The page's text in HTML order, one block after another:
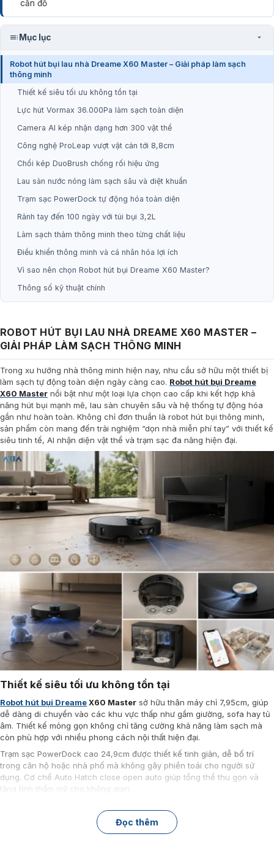
cần đổ
Mục lục
Robot hút bụi lau nhà Dreame X60 Master – Giải pháp làm sạch
thông minh
Thiết kế siêu tối ưu không tồn tại
Lực hút Vormax 36.000Pa làm sạch toàn diện
Camera AI kép nhận dạng hơn 300 vật thể
Công nghệ ProLeap vượt vật cản tới 8,8cm
Chổi kép DuoBrush chống rối hiệu ứng
Lau sàn nước nóng làm sạch sâu và diệt khuẩn
Trạm sạc PowerDock tự động hóa toàn diện
Rảnh tay đến 100 ngày với túi bụi 3,2L
Làm sạch thảm thông minh theo từng chất liệu
Điều khiển thông minh và cá nhân hóa lợi ích
Vì sao nên chọn Robot hút bụi Dreame X60 Master?
Thông số kỹ thuật chính
ROBOT HÚT BỤI LAU NHÀ DREAME X60 MASTER –
GIẢI PHÁP LÀM SẠCH THÔNG MINH
Trong xu hướng nhà thông minh hiện nay, nhu cầu sở hữu một thiết bị
làm sạch tự động toàn diện ngày càng cao. Robot hút bụi Dreame
X60 Master nổi bật như một loại lựa chọn cao cấp khi kết hợp khả
năng hút bụi mạnh mẽ, lau sàn chuyên sâu và hệ thống tự động hóa
gần như hoàn toàn. Không chỉ đơn thuần là robot hút bụi thông minh,
sản phẩm còn mang đến trải nghiệm “dọn nhà miễn phí tay” với thiết kế
siêu tinh tế, AI nhận diện vật thể và trạm sạc đa năng hiện đại.
Thiết kế siêu tối ưu không tồn tại
Robot hút bụi DreameX60 Master sở hữu thân máy chỉ 7,95cm, giúp
dễ dàng di chuyển vào các khu vực thấp như gầm giường, sofa hay tủ
âm. Thiết kế mỏng gọn không chỉ tăng cường khả năng làm sạch mà
còn phù hợp với nhiều phong cách nội thất hiện đại.
Trạm sạc PowerDock cao 24,9cm được thiết kế tinh giản, dễ bố trí
trong căn hộ hoặc nhà phố mà không gây phiền toái cho người sử
dụng. Cơ chế Auto Hatch close open auto giúp tổng thể thu gọn và
tăng tính thẩm mỹ cho không gian.
Đọc thêm